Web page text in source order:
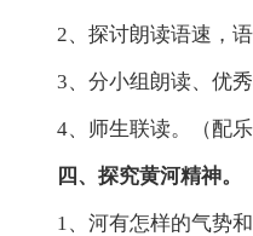
2、探讨朗读语速，语
3、分小组朗读、优秀
4、师生联读。（配乐
四、探究黄河精神。
1、河有怎样的气势